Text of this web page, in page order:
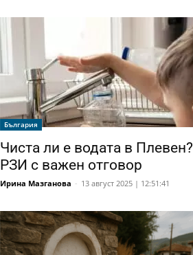
България
Чиста ли е водата в Плевен?
РЗИ с важен отговор
Ирина Мазганова - 13 август 2025 | 12:51:41